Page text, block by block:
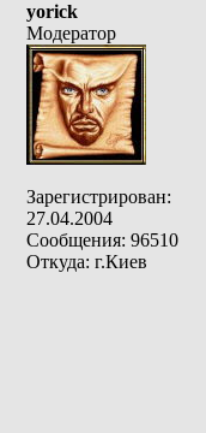
yorick
Модератор
Зарегистрирован:
27.04.2004
Сообщения: 96510
Откуда: г.Киев